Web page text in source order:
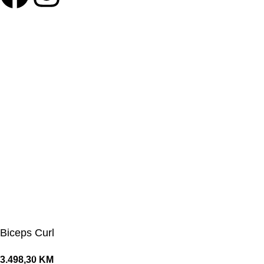
Biceps Curl
3.498,30 KM